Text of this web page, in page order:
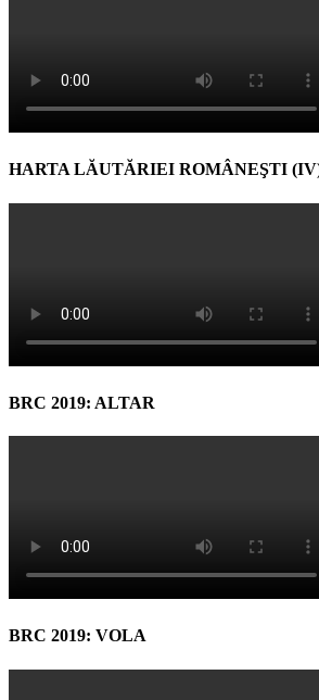
HARTA LĂUTĂRIEI ROMÂNEŞTI
BRC 2019: ALTAR
BRC 2019: VOLA